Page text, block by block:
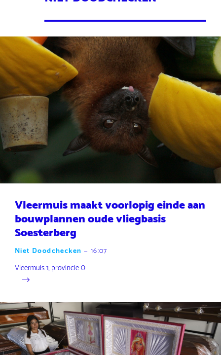
Vleermuis maakt voorlopig einde aan
bouwplannen oude vliegbasis
Soesterberg
Niet Doodchecken — 16:07
Vleermuis 1, provincie 0